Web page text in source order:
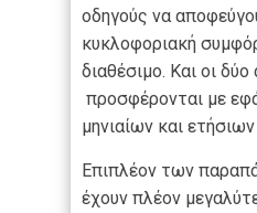
οδηγούς να
κυκλοφοριακή
διαθέσιμο. Και οι
προσφέρονται με
μηνιαίων και
Επιπλέον των
έχουν πλέον